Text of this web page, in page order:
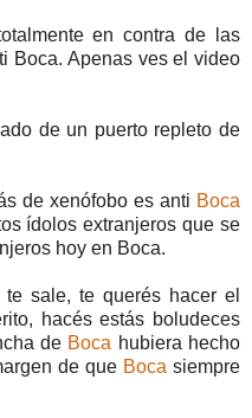
en contra de las
Boca. Apenas ves el video
de un puerto repleto de
de xenófobo es anti Boca
ídolos extranjeros que se
hoy en Boca.
sale, te querés hacer el
hacés estás boludeces
de Boca hubiera hecho
de que Boca siempre